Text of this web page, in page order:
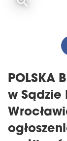
POLSKA
w Sądzie